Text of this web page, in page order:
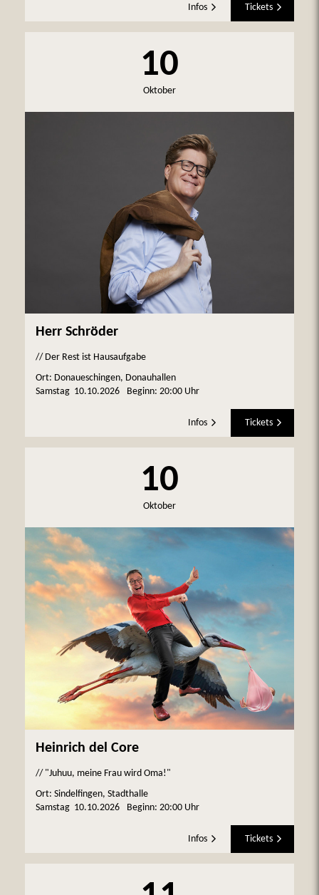
Infos Tickets
10
Oktober
Herr Schröder
// Der Rest ist Hausaufgabe
Ort: Donaueschingen, Donauhallen
Samstag 10.10.2026 Beginn: 20:00 Uhr
Infos Tickets
10
Oktober
Heinrich del Core
// "Juhuu, meine Frau wird Oma!"
Ort: Sindelfingen, Stadthalle
Samstag 10.10.2026 Beginn: 20:00 Uhr
Infos Tickets